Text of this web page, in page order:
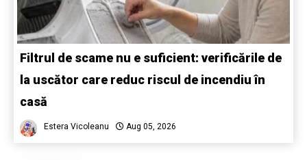
Filtrul de scame nu e suficient: verificările de
la uscător care reduc riscul de incendiu în
casă
Estera Vicoleanu Aug 05, 2026